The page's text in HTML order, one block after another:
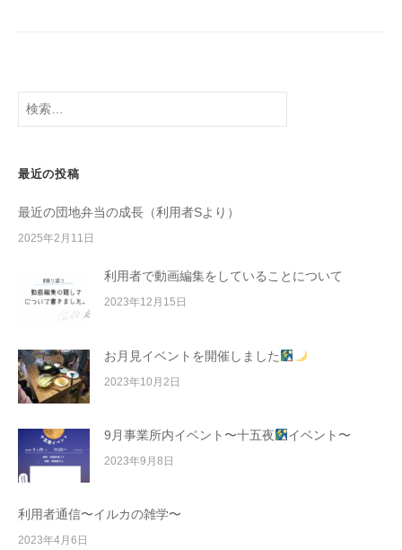
検
最近の投稿
最近の団地弁当の成長（利用者Sより）
2025年2月11日
利用者で動画編集をしていることについて
2023年12月15日
お月見イベントを開催しました
2023年10月2日
9月事業所内イベント〜十五夜 イベント〜
2023年9月8日
利用者通信〜イルカの雑学〜
2023年4月6日